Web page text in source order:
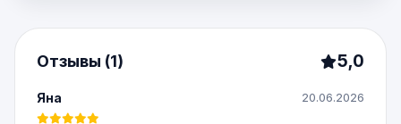
Отзывы (1) 5,0
Яна 20.06.2026